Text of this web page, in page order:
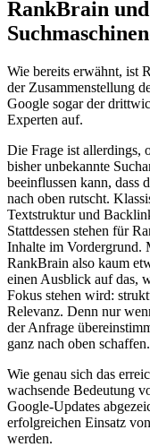
RankBrain
Wie bereits erwähnt, ist
der Zusammenstellung
Google sogar der
Experten auf.
Die Frage ist allerdings,
bisher unbekannte
beeinflussen kann, dass
nach oben rutscht.
Textstruktur und
Stattdessen stehen für
Inhalte im Vordergrund.
RankBrain also kaum
einen Ausblick auf das,
Fokus stehen wird:
Relevanz. Denn nur
der Anfrage
ganz nach oben schaffen.
Wie genau sich das
wachsende Bedeutung
Google-Updates
erfolgreichen Einsatz
werden.